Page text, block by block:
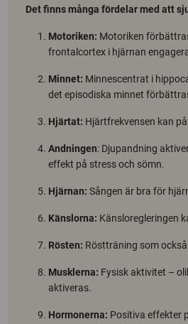
Det finns många fördelar med att
Motoriken: Motoriken
frontalcortex i hjärnan
Minnet: Minnescentrat i
det episodiska minnet
Hjärtat: Hjärtfrekvensen kan
Andningen: Djupandning
effekt på stress och sömn.
Hjärnan: Sången är bra för
Känslorna: Känsloregleringen
Rösten: Röstträning som
Musklerna: Fysisk aktivitet –
aktiveras.
Hormonerna: Positiva effekter